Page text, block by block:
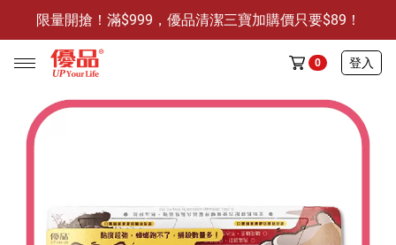
限量開搶！滿$999，優品清潔三寶加購價只要$89！
防霉清潔好幫手-任3件贈保濕抗菌洗手乳
限量開搶！滿$999，優品清潔三寶加購價只要$89！
0 登入
🔥任選1件折9元-新老客戶感恩回饋